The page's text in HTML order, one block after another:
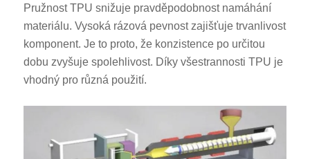
Pružnost TPU snižuje pravděpodobnost namáhání
materiálu. Vysoká rázová pevnost zajišťuje trvanlivost
komponent. Je to proto, že konzistence po určitou
dobu zvyšuje spolehlivost. Díky všestrannosti TPU je
vhodný pro různá použití.